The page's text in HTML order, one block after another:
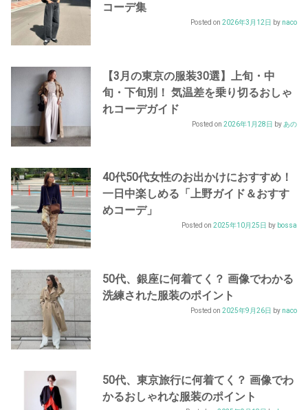
コーデ集
Posted on 2026年3月12日 by naco
【3月の東京の服装30選】上旬・中
旬・下旬別！ 気温差を乗り切るおしゃ
れコーデガイド
Posted on 2026年1月28日 by あの
40代50代女性のお出かけにおすすめ！
一日中楽しめる「上野ガイド＆おすす
めコーデ」
Posted on 2025年10月25日 by bossa
50代、銀座に何着てく？ 画像でわかる
洗練された服装のポイント
Posted on 2025年9月26日 by naco
50代、東京旅行に何着てく？ 画像でわ
かるおしゃれな服装のポイント